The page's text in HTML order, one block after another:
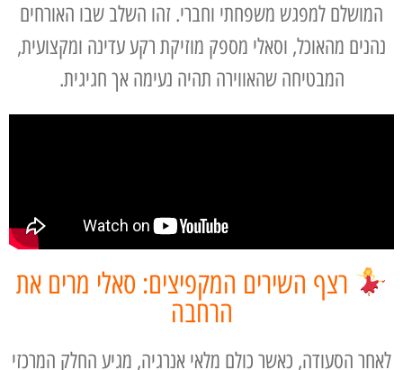
המושלם למפגש משפחתי וחברי. זהו השלב שבו האורחים
נהנים מהאוכל, וסאלי מספק מוזיקת רקע עדינה ומקצועית,
המבטיחה שהאווירה תהיה נעימה אך חגיגית.
רצף השירים המקפיצים: סאלי מרים את
הרחבה
לאחר הסעודה, כאשר כולם מלאי אנרגיה, מגיע החלק המרכזי